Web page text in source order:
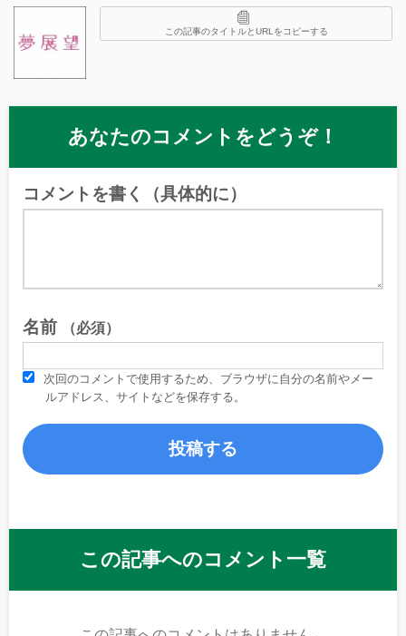
この記事のタイトルとURLをコピーする
あなたのコメントをどうぞ！
コメントを書く（具体的に）
名前 （必須）
次回のコメントで使用するため、ブラウザに自分の名前やメー
ルアドレス、サイトなどを保存する。
この記事へのコメント一覧